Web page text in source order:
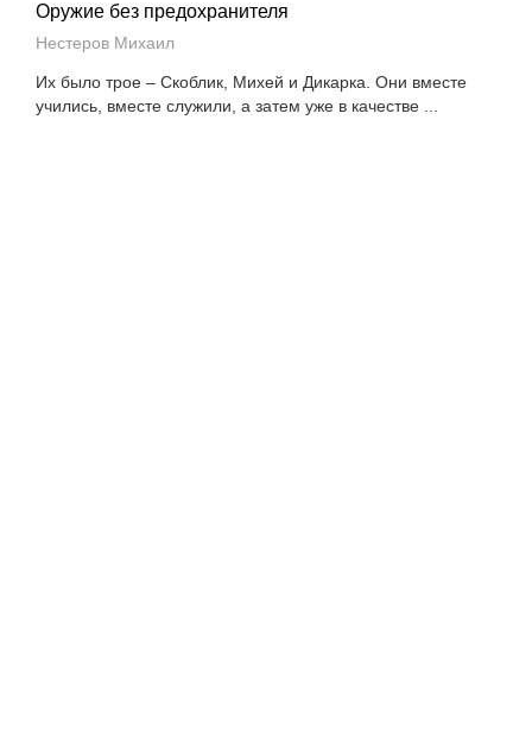
Оружие без предохранителя
Нестеров Михаил
Их было трое – Скоблик, Михей и Дикарка. Они вместе
учились, вместе служили, а затем уже в качестве ...